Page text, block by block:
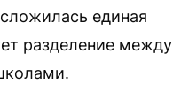
единая
разделение между